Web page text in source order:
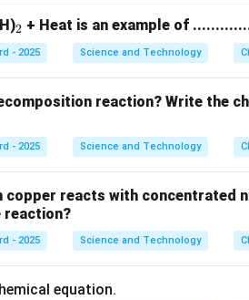
_
2
2 + Heat is an example of
- 2025 Science and Technology
reaction? Write the
- 2025 Science and Technology
copper reacts with concentrated
reaction?
- 2025 Science and Technology
equation.